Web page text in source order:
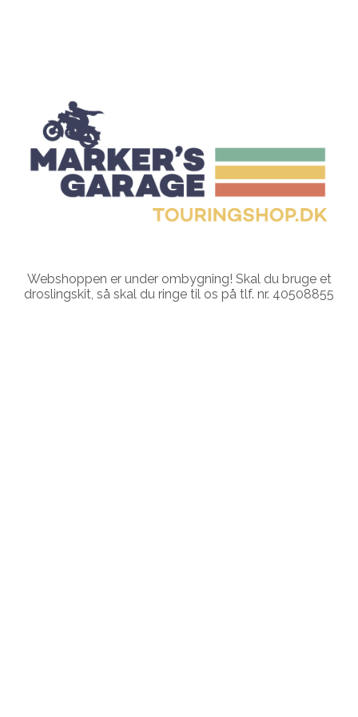
Webshoppen er under ombygning! Skal du bruge et
droslingskit, så skal du ringe til os på tlf. nr. 40508855